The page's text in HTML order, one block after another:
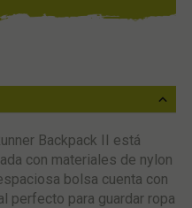
Backpack II está
con materiales de nylon
bolsa cuenta con
perfecto para guardar ropa